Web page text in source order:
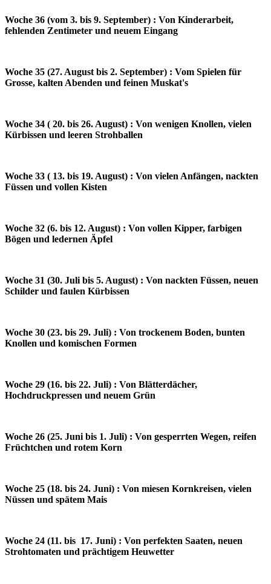
Woche 36 (vom 3. bis 9. September) : Von Kinderarbeit,
fehlenden Zentimeter und neuem Eingang
Woche 35 (27. August bis 2. September) : Vom Spielen für
Grosse, kalten Abenden und feinen Muskat's
Woche 34 ( 20. bis 26. August) : Von wenigen Knollen, vielen
Kürbissen und leeren Strohballen
Woche 33 ( 13. bis 19. August) : Von vielen Anfängen, nackten
Füssen und vollen Kisten
Woche 32 (6. bis 12. August) : Von vollen Kipper, farbigen
Bögen und ledernen Äpfel
Woche 31 (30. Juli bis 5. August) : Von nackten Füssen, neuen
Schilder und faulen Kürbissen
Woche 30 (23. bis 29. Juli) : Von trockenem Boden, bunten
Knollen und komischen Formen
Woche 29 (16. bis 22. Juli) : Von Blätterdächer,
Hochdruckpressen und neuem Grün
Woche 26 (25. Juni bis 1. Juli) : Von gesperrten Wegen, reifen
Früchtchen und rotem Korn
Woche 25 (18. bis 24. Juni) : Von miesen Kornkreisen, vielen
Nüssen und spätem Mais
Woche 24 (11. bis 17. Juni) : Von perfekten Saaten, neuen
Strohtomaten und prächtigem Heuwetter